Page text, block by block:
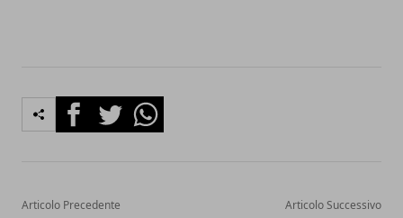
FacebookTwitterWhatsapp
Articolo Precedente Articolo Successivo